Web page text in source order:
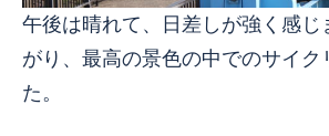
午後は晴れて、日差しが強く感
がり、最高の景色の中でのサイク
た。